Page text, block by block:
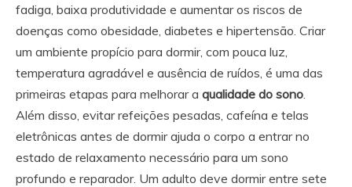
fadiga, baixa produtividade e aumentar os riscos de
doenças como obesidade, diabetes e hipertensão. Criar
um ambiente propício para dormir, com pouca luz,
temperatura agradável e ausência de ruídos, é uma das
primeiras etapas para melhorar a qualidade do sono
Além disso, evitar refeições pesadas, cafeína e telas
eletrônicas antes de dormir ajuda o corpo a entrar no
estado de relaxamento necessário para um sono
profundo e reparador. Um adulto deve dormir entre sete